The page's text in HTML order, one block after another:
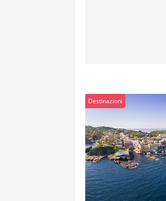
Destinazioni